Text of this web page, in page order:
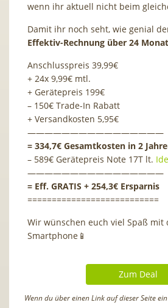
wenn ihr aktuell nicht beim
Damit ihr noch seht, wie genial
Effektiv-Rechnung über 24
Anschlusspreis 39,99€
+ 24x 9,99€ mtl.
+ Gerätepreis 199€
– 150€ Trade-In Rabatt
+ Versandkosten 5,95€
————————————————
= 334,7€ Gesamtkosten in 2
– 589€ Gerätepreis Note 17T lt.
————————————————
= Eff. GRATIS + 254,3€ Ersparnis
===========================
Wir wünschen euch viel Spaß mit
Smartphone📱
Zum Deal
Wenn du über einen Link auf dieser Seite